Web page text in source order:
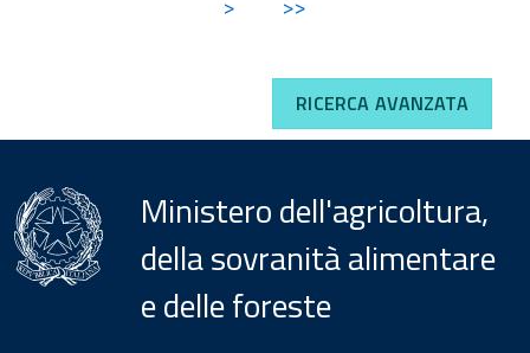
RICERCA AVANZATA
Ministero dell'agricoltura,
della sovranità alimentare
e delle foreste